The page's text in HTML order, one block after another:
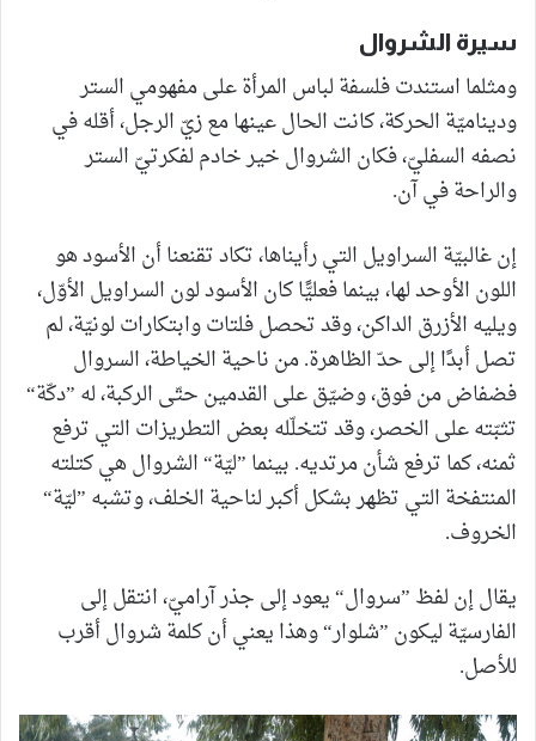
سيرة الشروال
ومثلما استندت فلسفة لباس المرأة على مفهومي الستر
وديناميّة الحركة، كانت الحال عينها مع زيّ الرجل، أقله في
نصفه السفليّ، فكان الشروال خير خادم لفكرتيّ الستر
والراحة في آن.
إن غالبيّة السراويل التي رأيناها، تكاد تقنعنا أن الأسود هو
اللون الأوحد لها، بينما فعليًّا كان الأسود لون السراويل الأوّل،
ويليه الأزرق الداكن، وقد تحصل فلتات وابتكارات لونيّة، لم
تصل أبدًا إلى حدّ الظاهرة. من ناحية الخياطة، السروال
فضفاض من فوق، وضيّق على القدمين حتّى الركبة، له ”دكّة“
تثبّته على الخصر، وقد تتخلّله بعض التطريزات التي ترفع
ثمنه، كما ترفع شأن مرتديه. بينما ”ليّة“ الشروال هي كتلته
المنتفخة التي تظهر بشكل أكبر لناحية الخلف، وتشبه ”ليّة“
الخروف.
يقال إن لفظ ”سروال“ يعود إلى جذر آراميّ، انتقل إلى
الفارسيّة ليكون ”شلوار“ وهذا يعني أن كلمة شروال أقرب
للأصل.